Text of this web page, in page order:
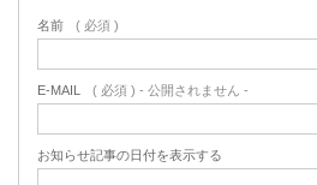
名前 ( 必須 )
E-MAIL ( 必須 ) - 公開されません -
お知らせ記事の日付を表示する